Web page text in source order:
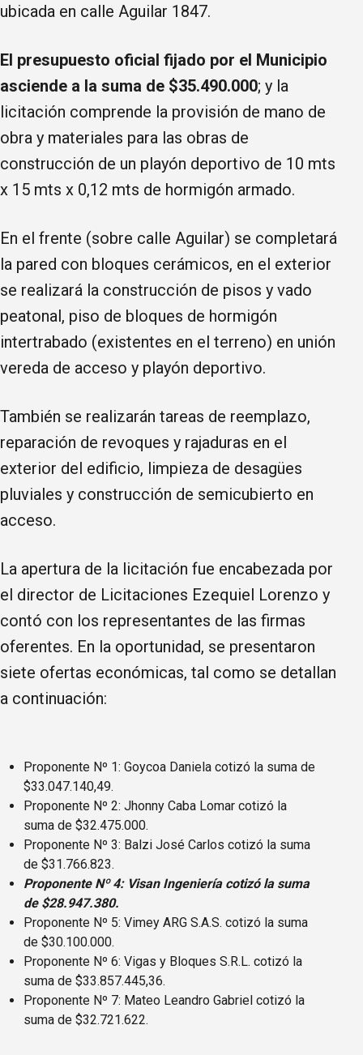
ubicada en calle Aguilar 1847.
El presupuesto oficial fijado por el Municipio
asciende a la suma de $35.490.000; y la
licitación comprende la provisión de mano de
obra y materiales para las obras de
construcción de un playón deportivo de 10 mts
x 15 mts x 0,12 mts de hormigón armado.
En el frente (sobre calle Aguilar) se completará
la pared con bloques cerámicos, en el exterior
se realizará la construcción de pisos y vado
peatonal, piso de bloques de hormigón
intertrabado (existentes en el terreno) en unión
vereda de acceso y playón deportivo.
También se realizarán tareas de reemplazo,
reparación de revoques y rajaduras en el
exterior del edificio, limpieza de desagües
pluviales y construcción de semicubierto en
acceso.
La apertura de la licitación fue encabezada por
el director de Licitaciones Ezequiel Lorenzo y
contó con los representantes de las firmas
oferentes. En la oportunidad, se presentaron
siete ofertas económicas, tal como se detallan
a continuación:
Proponente Nº 1: Goycoa Daniela cotizó la suma de
$33.047.140,49.
Proponente Nº 2: Jhonny Caba Lomar cotizó la
suma de $32.475.000.
Proponente Nº 3: Balzi José Carlos cotizó la suma
de $31.766.823.
Proponente Nº 4: Visan Ingeniería cotizó la suma
de $28.947.380.
Proponente Nº 5: Vimey ARG S.A.S. cotizó la suma
de $30.100.000.
Proponente Nº 6: Vigas y Bloques S.R.L. cotizó la
suma de $33.857.445,36.
Proponente Nº 7: Mateo Leandro Gabriel cotizó la
suma de $32.721.622.